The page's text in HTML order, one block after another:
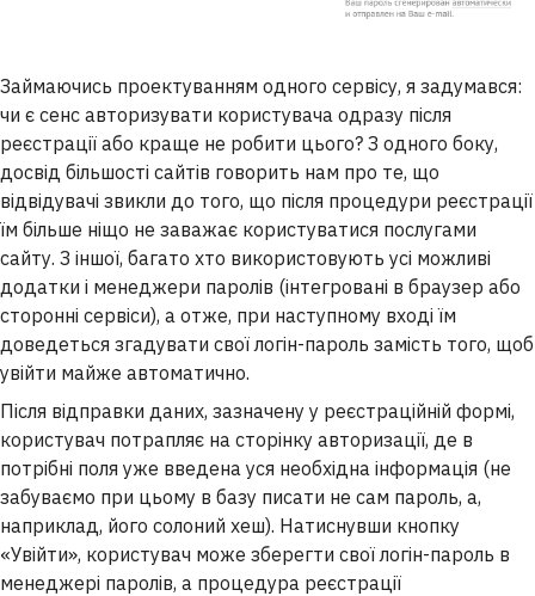
Займаючись проектуванням одного сервісу, я задумався:
чи є сенс авторизувати користувача одразу після
реєстрації або краще не робити цього? З одного боку,
досвід більшості сайтів говорить нам про те, що
відвідувачі звикли до того, що після процедури реєстрації
їм більше ніщо не заважає користуватися послугами
сайту. З іншої, багато хто використовують усі можливі
додатки і менеджери паролів (інтегровані в браузер або
сторонні сервіси), а отже, при наступному вході їм
доведеться згадувати свої логін-пароль замість того, щоб
увійти майже автоматично.
Після відправки даних, зазначену у реєстраційній формі,
користувач потрапляє на сторінку авторизації, де в
потрібні поля уже введена уся необхідна інформація (не
забуваємо при цьому в базу писати не сам пароль, а,
наприклад, його солоний хеш). Натиснувши кнопку
«Увійти», користувач може зберегти свої логін-пароль в
менеджері паролів, а процедура реєстрації